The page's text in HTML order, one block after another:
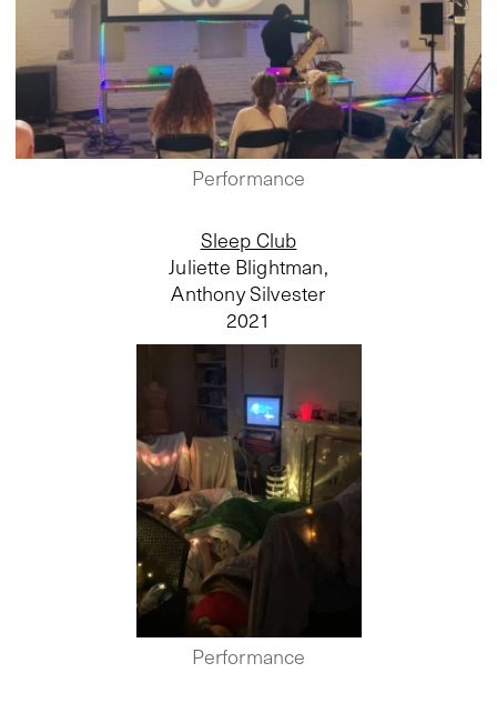
Performance
Sleep Club
Juliette Blightman,
Anthony Silvester
2021
Performance